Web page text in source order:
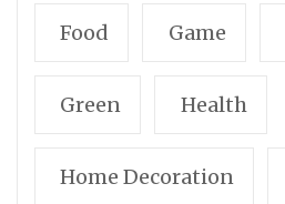
Food Game
Green Health
Home Decoration